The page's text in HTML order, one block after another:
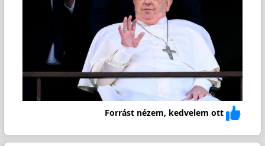
Forrást nézem, kedvelem ott